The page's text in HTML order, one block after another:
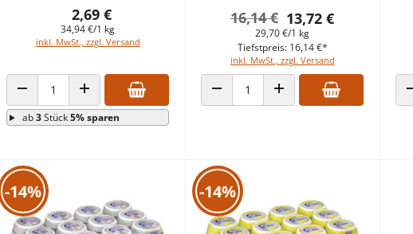
2,69 €
34,94 €/1 kg
inkl. MwSt., zzgl. Versand
ANZAHL VERRINGERNANZAHL ERHÖHEN
ab3Stück5% sparen
13,72 €
16,14 €
29,70 €/1 kg
inkl. MwSt., zzgl. Versand
Tiefstpreis: 16,14 €*
ANZAHL VERRINGERNANZAHL ERHÖHEN
-14% -14%